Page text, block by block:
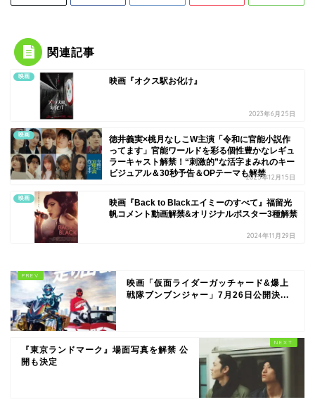
関連記事
映画 映画『オクス駅お化け』
2023年6月25日
映画
徳井義実×桃月なしこW主演「令和に官能小説作
ってます」官能ワールドを彩る個性豊かなレギュ
ラーキャスト解禁！“刺激的”な活字まみれのキー
ビジュアル＆30秒予告＆OPテーマも解禁2025年12月15日
映画
映画『Back to Blackエイミーのすべて』福留光
帆コメント動画解禁&オリジナルポスター3種解禁
2024年11月29日
映画「仮面ライダーガッチャード&爆上
戦隊ブンブンジャー」7月26日公開決...
『東京ランドマーク』場面写真を解禁 公
開も決定